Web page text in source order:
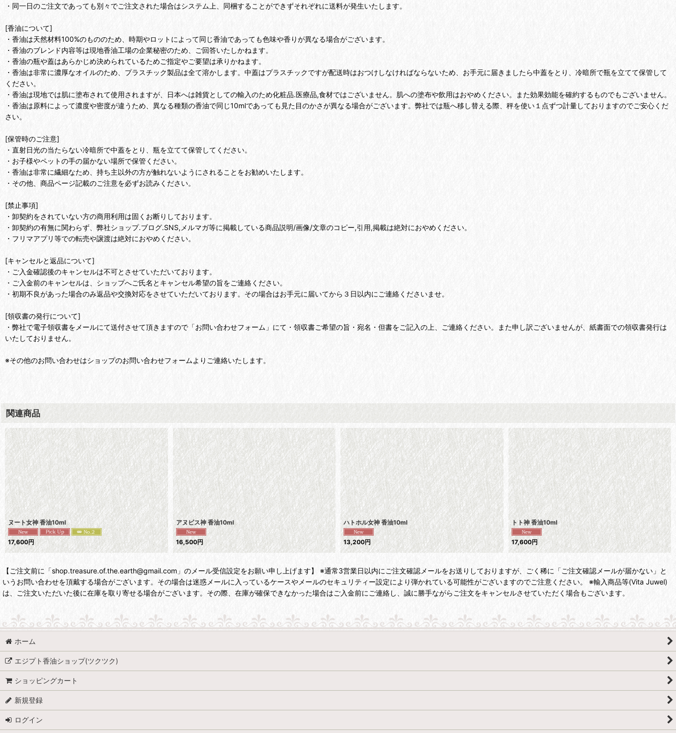
・同一日のご注文であっても別々でご注文された場合はシステム上、同梱することができずそれぞれに送料が発生いたします。
[香油について]
・香油は天然材料100%のもののため、時期やロットによって同じ香油であっても色味や香りが異なる場合がございます。
・香油のブレンド内容等は現地香油工場の企業秘密のため、ご回答いたしかねます。
・香油の瓶や蓋はあらかじめ決められているためご指定やご要望は承りかねます。
・香油は非常に濃厚なオイルのため、プラスチック製品は全て溶かします。中蓋はプラスチックですが配送時はおつけしなければならないため、お手元に届きましたら中蓋をとり、冷暗所で瓶を立てて保管して
ください。
・香油は現地では肌に塗布されて使用されますが、日本へは雑貨としての輸入のため化粧品.医療品,食材ではございません。肌への塗布や飲用はおやめください。また効果効能を確約するものでもございません。
・香油は原料によって濃度や密度が違うため、異なる種類の香油で同じ10mlであっても見た目のかさが異なる場合がございます。弊社では瓶へ移し替える際、秤を使い１点ずつ計量しておりますのでご安心くだ
さい。
[保管時のご注意]
・直射日光の当たらない冷暗所で中蓋をとり、瓶を立てて保管してください。
・お子様やペットの手の届かない場所で保管ください。
・香油は非常に繊細なため、持ち主以外の方が触れないようにされることをお勧めいたします。
・その他、商品ページ記載のご注意を必ずお読みください。
[禁止事項]
・卸契約をされていない方の商用利用は固くお断りしております。
・卸契約の有無に関わらず、弊社ショップ.ブログ.SNS,メルマガ等に掲載している商品説明/画像/文章のコピー,引用,掲載は絶対におやめください。
・フリマアプリ等での転売や譲渡は絶対におやめください。
[キャンセルと返品について]
・ご入金確認後のキャンセルは不可とさせていただいております。
・ご入金前のキャンセルは、ショップへご氏名とキャンセル希望の旨をご連絡ください。
・初期不良があった場合のみ返品や交換対応をさせていただいております。その場合はお手元に届いてから３日以内にご連絡くださいませ。
[領収書の発行について]
・弊社で電子領収書をメールにて送付させて頂きますので「お問い合わせフォーム」にて・領収書ご希望の旨・宛名・但書をご記入の上、ご連絡ください。また申し訳ございませんが、紙書面での領収書発行は
いたしておりません。
※その他のお問い合わせはショップのお問い合わせフォームよりご連絡いたします。
関連商品
ヌート女神 香油10ml
17,600円
アヌビス神 香油10ml
16,500円
ハトホル女神 香油10ml
13,200円
トト神 香油10ml
17,600円
【ご注文前に「shop.treasure.of.the.earth@gmail.com」のメール受信設定をお願い申し上げます】 ※通常3営業日以内にご注文確認メールをお送りしておりますが、ごく稀に「ご注文確認メールが届かない」と
いうお問い合わせを頂戴する場合がございます。その場合は迷惑メールに入っているケースやメールのセキュリティー設定により弾かれている可能性がございますのでご注意ください。 ※輸入商品等(Vita Juwel)
は、ご注文いただいた後に在庫を取り寄せる場合がございます。その際、在庫が確保できなかった場合はご入金前にご連絡し、誠に勝手ながらご注文をキャンセルさせていただく場合もございます。
ホーム
エジプト香油ショップ(ツクツク)
ショッピングカート
新規登録
ログイン